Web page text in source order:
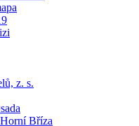
z. s.
Bříza